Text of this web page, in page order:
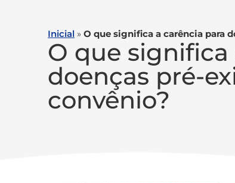
Inicial » O que significa a carência para
O que significa
doenças pré-
convênio?